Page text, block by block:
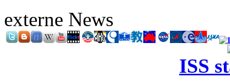
externe News
ISS